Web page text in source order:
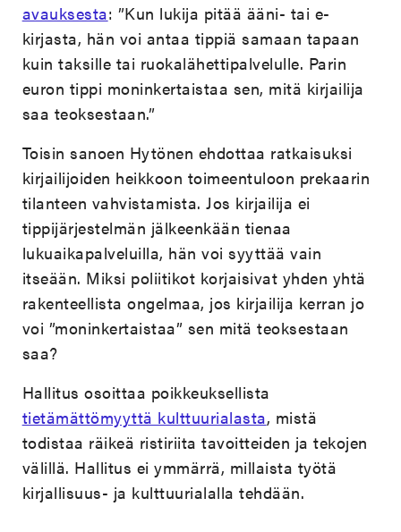
avauksesta: ”Kun lukija pitää ääni- tai e-
kirjasta, hän voi antaa tippiä samaan tapaan
kuin taksille tai ruokalähettipalvelulle. Parin
euron tippi moninkertaistaa sen, mitä kirjailija
saa teoksestaan.”
Toisin sanoen Hytönen ehdottaa ratkaisuksi
kirjailijoiden heikkoon toimeentuloon prekaarin
tilanteen vahvistamista. Jos kirjailija ei
tippijärjestelmän jälkeenkään tienaa
lukuaikapalveluilla, hän voi syyttää vain
itseään. Miksi poliitikot korjaisivat yhden yhtä
rakenteellista ongelmaa, jos kirjailija kerran jo
voi ”moninkertaistaa” sen mitä teoksestaan
saa?
Hallitus osoittaa poikkeuksellista
tietämättömyyttä kulttuurialasta, mistä
todistaa räikeä ristiriita tavoitteiden ja tekojen
välillä. Hallitus ei ymmärrä, millaista työtä
kirjallisuus- ja kulttuurialalla tehdään.